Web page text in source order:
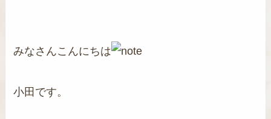
みなさんこんにちは
小田です。